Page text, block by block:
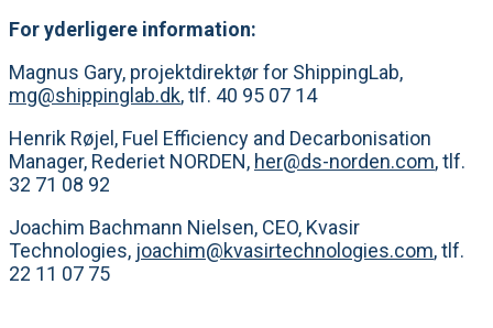
For yderligere information:
Magnus Gary, projektdirektør for ShippingLab,
mg@shippinglab.dk, tlf. 40 95 07 14
Henrik Røjel, Fuel Efficiency and Decarbonisation
Manager, Rederiet NORDEN, her@ds-norden.com, tlf.
32 71 08 92
Joachim Bachmann Nielsen, CEO, Kvasir
Technologies, joachim@kvasirtechnologies.com, tlf.
22 11 07 75